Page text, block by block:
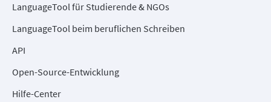
LanguageTool für Studierende & NGOs
LanguageTool beim beruflichen Schreiben
API
Open-Source-Entwicklung
Hilfe-Center